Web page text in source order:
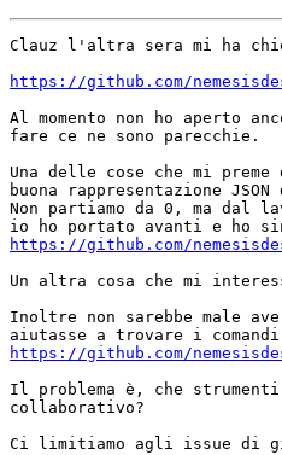
Clauz l'altra sera mi ha
https://github.com/
Al momento non ho aperto
fare ce ne sono parecchie.
Una delle cose che mi
buona rappresentazione
Non partiamo da 0, ma dal
https://github.com/
Un altra cosa che mi
Inoltre non sarebbe male
https://github.com/
Il problema è, che
collaborativo?
Ci limitiamo agli issue di